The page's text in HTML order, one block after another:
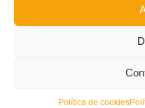
Política de cookies